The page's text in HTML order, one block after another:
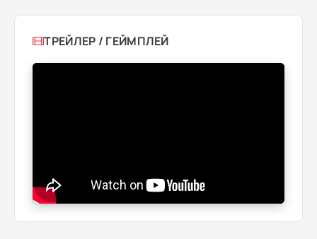
ТРЕЙЛЕР / ГЕЙМПЛЕЙ